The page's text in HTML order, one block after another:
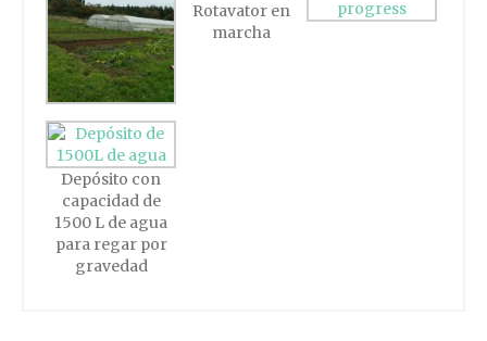
Rotavator en
marcha
Depósito con
capacidad de
1500 L de agua
para regar por
gravedad